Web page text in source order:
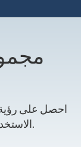
احصل على
الاستخدام وتحليله وتحسينه بمرور الوقت.